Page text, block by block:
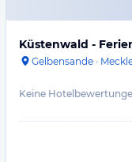
Küstenwald -
Gelbensande ·
Keine